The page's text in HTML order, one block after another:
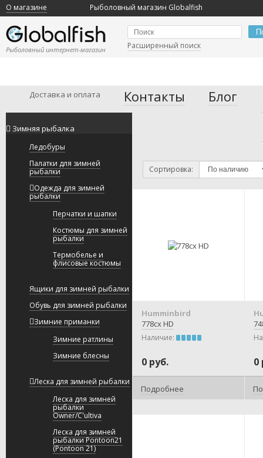
О магазине Рыболовный магазин Globalfish
Рыболовный интернет-магазин Расширенный поиск
Доставка и оплата Контакты Блог
Сортировка:
Humminbird
778cx HD
Наличие:
0 руб.
Подробнее
0
Зимняя рыбалка
Ледобуры
Палатки для зимней
рыбалки
Одежда для зимней
рыбалки
Перчатки и шапки
Костюмы для зимней
рыбалки
Термобелье и
флисовые костюмы
Ящики для зимней рыбалки
Обувь для зимней рыбалки
Зимние приманки
Зимние ратлины
Зимние блесны
Леска для зимней рыбалки
Леска для зимней
рыбалки
Owner/C'ultiva
Леска для зимней
рыбалки Pontoon21
(Pontoon 21)